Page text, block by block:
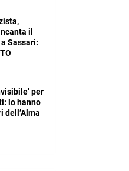
il
Sassari:
per
lo hanno
dell’Alma